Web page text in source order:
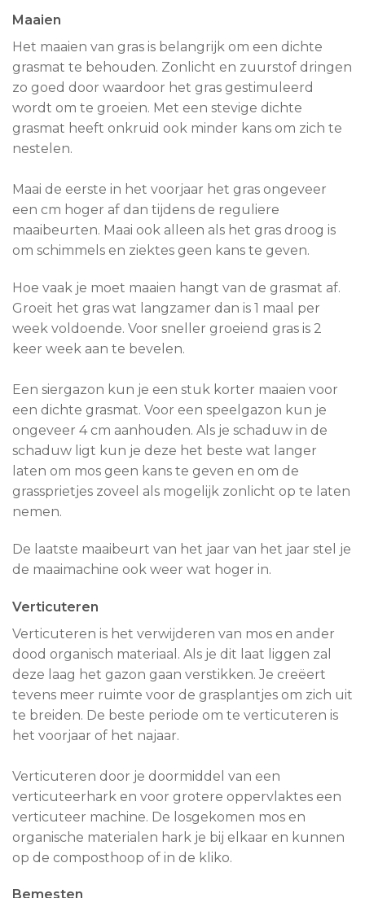
Maaien
Het maaien van gras is belangrijk om een dichte
grasmat te behouden. Zonlicht en zuurstof dringen
zo goed door waardoor het gras gestimuleerd
wordt om te groeien. Met een stevige dichte
grasmat heeft onkruid ook minder kans om zich te
nestelen.
Maai de eerste in het voorjaar het gras ongeveer
een cm hoger af dan tijdens de reguliere
maaibeurten. Maai ook alleen als het gras droog is
om schimmels en ziektes geen kans te geven.
Hoe vaak je moet maaien hangt van de grasmat af.
Groeit het gras wat langzamer dan is 1 maal per
week voldoende. Voor sneller groeiend gras is 2
keer week aan te bevelen.
Een siergazon kun je een stuk korter maaien voor
een dichte grasmat. Voor een speelgazon kun je
ongeveer 4 cm aanhouden. Als je schaduw in de
schaduw ligt kun je deze het beste wat langer
laten om mos geen kans te geven en om de
grassprietjes zoveel als mogelijk zonlicht op te laten
nemen.
De laatste maaibeurt van het jaar van het jaar stel je
de maaimachine ook weer wat hoger in.
Verticuteren
Verticuteren is het verwijderen van mos en ander
dood organisch materiaal. Als je dit laat liggen zal
deze laag het gazon gaan verstikken. Je creëert
tevens meer ruimte voor de grasplantjes om zich uit
te breiden. De beste periode om te verticuteren is
het voorjaar of het najaar.
Verticuteren door je doormiddel van een
verticuteerhark en voor grotere oppervlaktes een
verticuteer machine. De losgekomen mos en
organische materialen hark je bij elkaar en kunnen
op de composthoop of in de kliko.
Bemesten